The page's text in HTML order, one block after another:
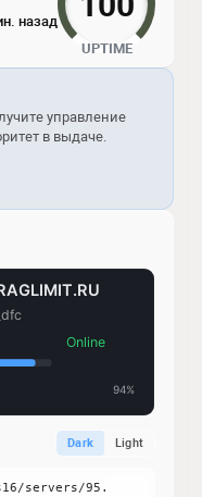
назад
UPTIME
управление
в выдаче.
Dark Light